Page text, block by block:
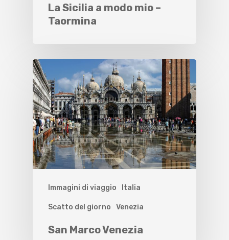
La Sicilia a modo mio –
Taormina
Immagini di viaggio Italia
Scatto del giorno Venezia
San Marco Venezia